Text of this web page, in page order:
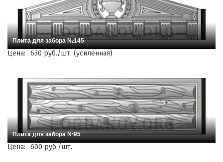
Плита для забора №145
Цена: 630 руб./шт. (усиленная)
Плита для забора №95
Цена: 600 руб./шт.